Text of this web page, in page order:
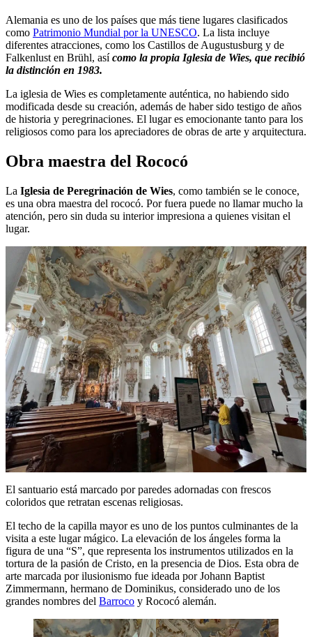
Alemania es uno de los países que más tiene lugares clasificados
como Patrimonio Mundial por la UNESCO. La lista incluye
diferentes atracciones, como los Castillos de Augustusburg y de
Falkenlust en Brühl, asícomo la propia Iglesia de Wies, que recibió
la distinción en 1983.
La iglesia de Wies es completamente auténtica, no habiendo sido
modificada desde su creación, además de haber sido testigo de años
de historia y peregrinaciones. El lugar es emocionante tanto para los
religiosos como para los apreciadores de obras de arte y arquitectura.
Obra maestra del Rococó
La Iglesia de Peregrinación de Wies, como también se le conoce,
es una obra maestra del rococó. Por fuera puede no llamar mucho la
atención, pero sin duda su interior impresiona a quienes visitan el
lugar.
El santuario está marcado por paredes adornadas con frescos
coloridos que retratan escenas religiosas.
El techo de la capilla mayor es uno de los puntos culminantes de la
visita a este lugar mágico. La elevación de los ángeles forma la
figura de una “S”, que representa los instrumentos utilizados en la
tortura de la pasión de Cristo, en la presencia de Dios. Esta obra de
arte marcada por ilusionismo fue ideada por Johann Baptist
Zimmermann, hermano de Dominikus, considerado uno de los
grandes nombres del Barroco y Rococó alemán.